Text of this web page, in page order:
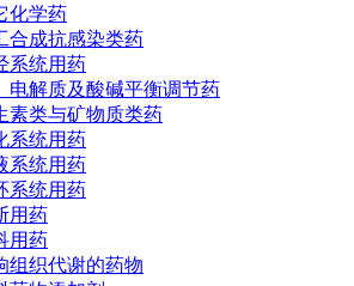
化学药
合成抗感染类药
系统用药
电解质及酸碱平衡调节药
素类与矿物质类药
系统用药
系统用药
系统用药
用药
用药
组织代谢的药物